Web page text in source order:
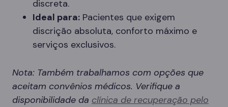
discreta.
Ideal para: Pacientes que exigem
discrição absoluta, conforto máximo e
serviços exclusivos.
Nota: Também trabalhamos com opções que
aceitam convênios médicos. Verifique a
disponibilidade da clínica de recuperação pelo